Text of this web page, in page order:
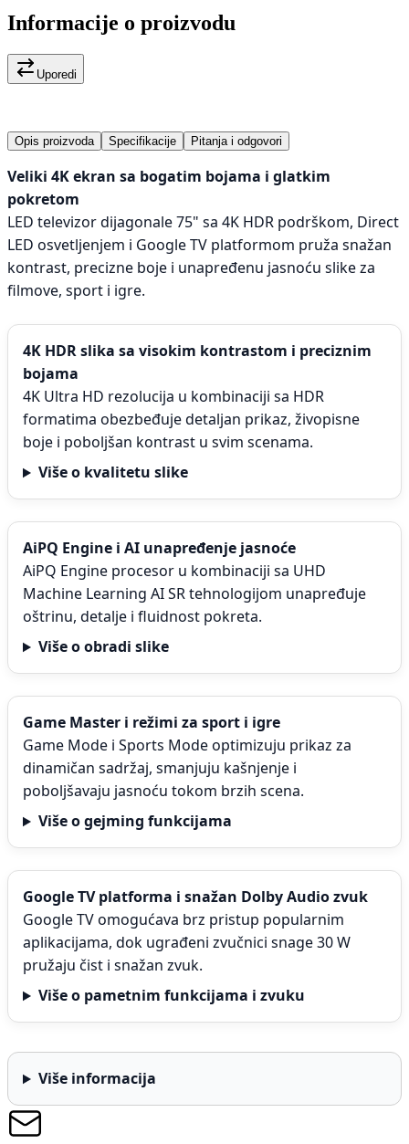
Informacije o proizvodu
Uporedi
Opis proizvoda Specifikacije Pitanja i odgovori
Veliki 4K ekran sa bogatim bojama i glatkim
pokretom
LED televizor dijagonale 75" sa 4K HDR podrškom, Direct
LED osvetljenjem i Google TV platformom pruža snažan
kontrast, precizne boje i unapređenu jasnoću slike za
filmove, sport i igre.
4K HDR slika sa visokim kontrastom i preciznim
bojama
4K Ultra HD rezolucija u kombinaciji sa HDR
formatima obezbeđuje detaljan prikaz, živopisne
boje i poboljšan kontrast u svim scenama.
Više o kvalitetu slike
AiPQ Engine i AI unapređenje jasnoće
AiPQ Engine procesor u kombinaciji sa UHD
Machine Learning AI SR tehnologijom unapređuje
oštrinu, detalje i fluidnost pokreta.
Više o obradi slike
Game Master i režimi za sport i igre
Game Mode i Sports Mode optimizuju prikaz za
dinamičan sadržaj, smanjuju kašnjenje i
poboljšavaju jasnoću tokom brzih scena.
Više o gejming funkcijama
Google TV platforma i snažan Dolby Audio zvuk
Google TV omogućava brz pristup popularnim
aplikacijama, dok ugrađeni zvučnici snage 30 W
pružaju čist i snažan zvuk.
Više o pametnim funkcijama i zvuku
Više informacija